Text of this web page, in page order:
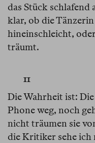
das Stück
klar, ob die
hineinschleicht,
träumt.
11
Die Wahrheit ist:
Phone weg, noch
nicht träumen sie
die Kritiker sehe ich